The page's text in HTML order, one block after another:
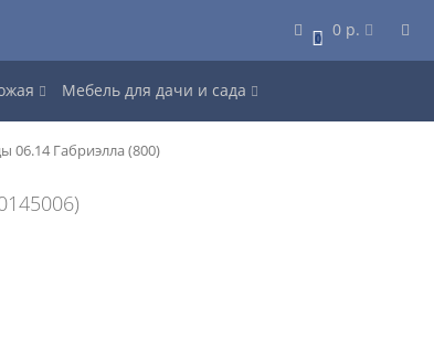
0 0 р.
Мебель для дачи и сада
06.14 Габриэлла (800)